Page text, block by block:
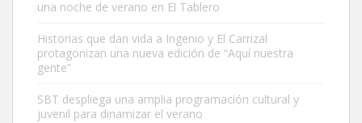
Este gato macho ha aparecido en la calle hace menos de un mes,
es muy manso y extremadamente cari...
Leales.org » Gran Canaria
una noche de verano en El Tablero
Historias que dan vida a Ingenio y El Carrizal
protagonizan una nueva edición de “Aquí nuestra
gente”
SBT despliega una amplia programación cultural y
juvenil para dinamizar el verano